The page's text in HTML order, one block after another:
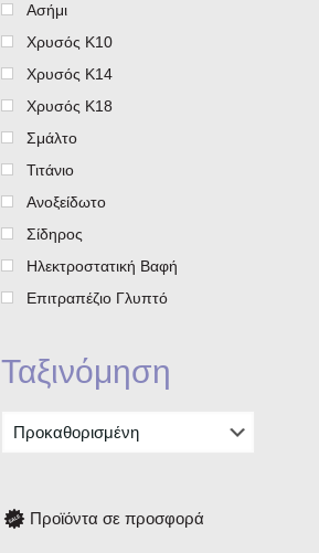
Ασήμι
Χρυσός Κ10
Χρυσός Κ14
Χρυσός Κ18
Σμάλτο
Τιτάνιο
Ανοξείδωτο
Σίδηρος
Ηλεκτροστατική Βαφή
Επιτραπέζιο Γλυπτό
Ταξινόμηση
Προϊόντα σε προσφορά